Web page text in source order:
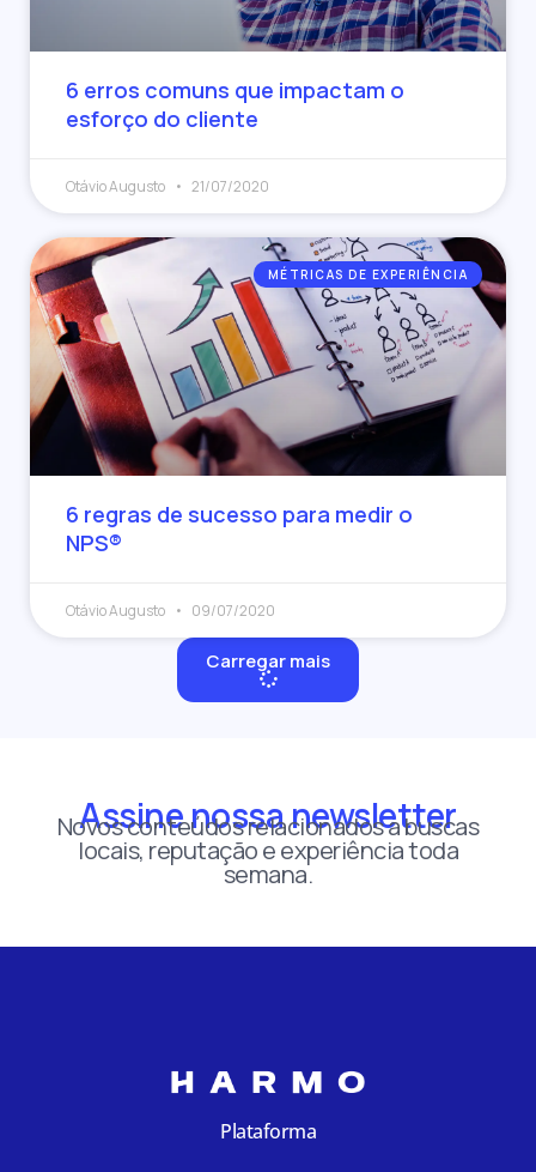
6 erros comuns que impactam o
esforço do cliente
Otávio Augusto 21/07/2020
MÉTRICAS DE EXPERIÊNCIA
6 regras de sucesso para medir o
NPS®
Otávio Augusto 09/07/2020
Carregar mais
Assine nossa newsletter
Novos conteúdos relacionados a buscas
locais, reputação e experiência toda
semana.
Plataforma